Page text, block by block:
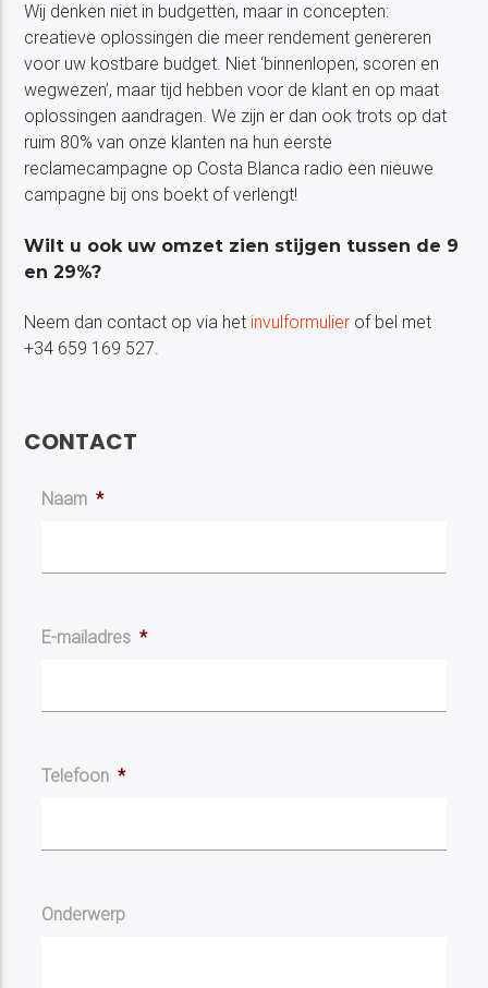
Wij denken niet in budgetten, maar in concepten:
creatieve oplossingen die meer rendement genereren
voor uw kostbare budget. Niet ‘binnenlopen, scoren en
wegwezen’, maar tijd hebben voor de klant en op maat
oplossingen aandragen. We zijn er dan ook trots op dat
ruim 80% van onze klanten na hun eerste
reclamecampagne op Costa Blanca radio een nieuwe
campagne bij ons boekt of verlengt!
Wilt u ook uw omzet zien stijgen tussen de 9
en 29%?
Neem dan contact op via het invulformulier of bel met
+34 659 169 527.
CONTACT
Naam *
E-mailadres *
Telefoon *
Onderwerp